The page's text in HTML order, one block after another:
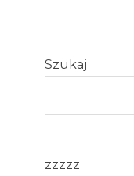
Szukaj
zzzzz